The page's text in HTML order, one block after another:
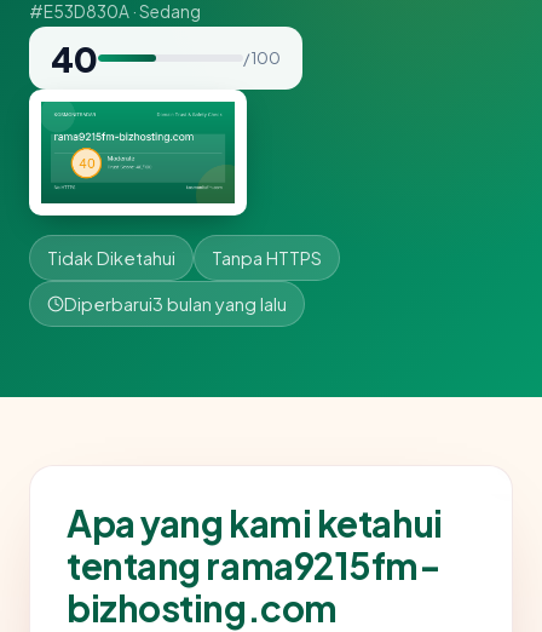
#E53D830A · Sedang
40 / 100
Tidak Diketahui Tanpa HTTPS
Diperbarui3 bulan yang lalu
Apa yang kami ketahui
tentang rama9215fm-
bizhosting.com